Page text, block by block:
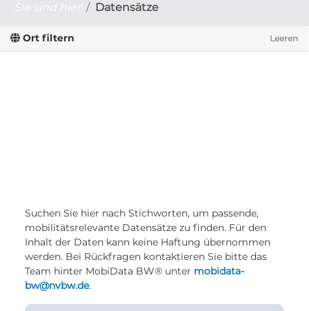
Datensätze
Ort filtern Leeren
Suchen Sie hier nach Stichworten, um passende,
mobilitätsrelevante Datensätze zu finden. Für den
Inhalt der Daten kann keine Haftung übernommen
werden. Bei Rückfragen kontaktieren Sie bitte das
Team hinter MobiData BW® unter mobidata-
bw@nvbw.de.